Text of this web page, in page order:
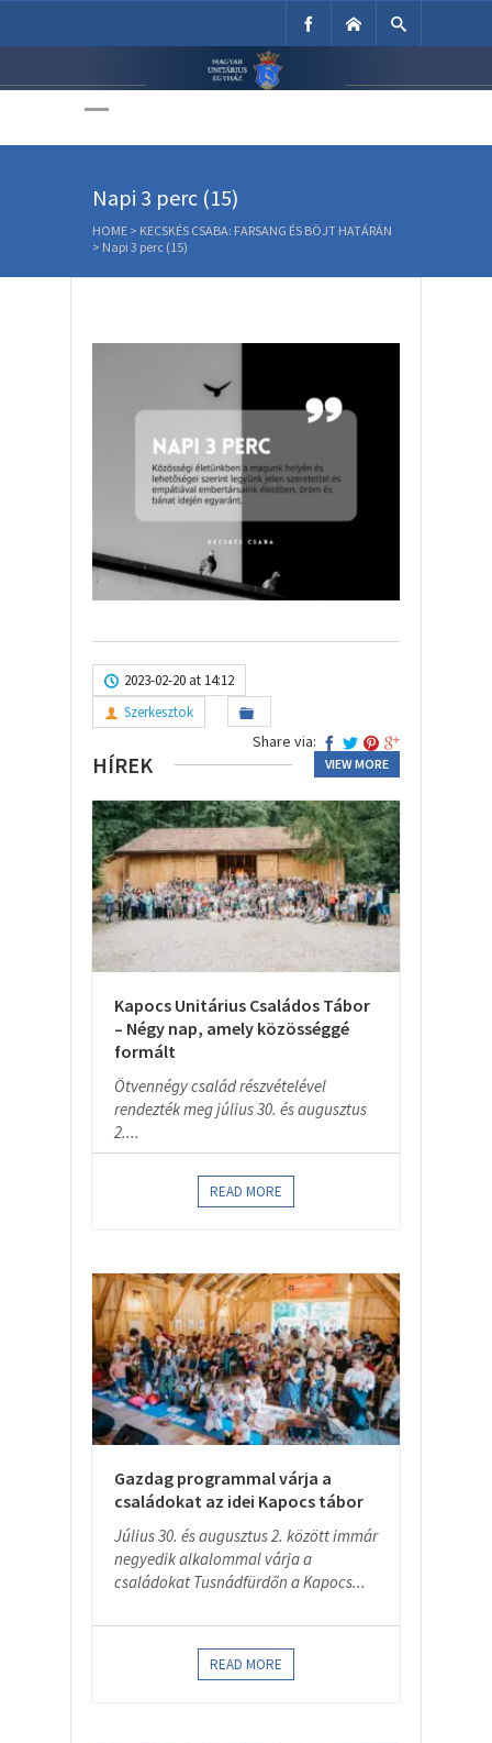
Unitárius Egyház
Napi 3 perc (15)
HOME > KECSKÉS CSABA: FARSANG ÉS BÖJT HATÁRÁN
> Napi 3 perc (15)
2023-02-20 at 14:12
Szerkesztok
Share via:
HÍREK VIEW MORE
Kapocs Unitárius Családos Tábor
– Négy nap, amely közösséggé
formált
Ötvennégy család részvételével
rendezték meg július 30. és augusztus
2....
READ MORE
Gazdag programmal várja a
családokat az idei Kapocs tábor
Július 30. és augusztus 2. között immár
negyedik alkalommal várja a
családokat Tusnádfürdőn a Kapocs...
READ MORE